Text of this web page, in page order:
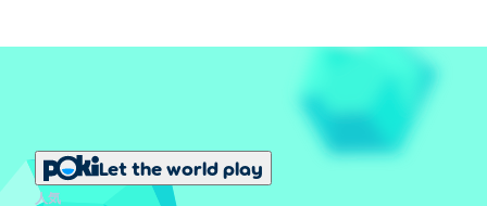
Let the world play
人気